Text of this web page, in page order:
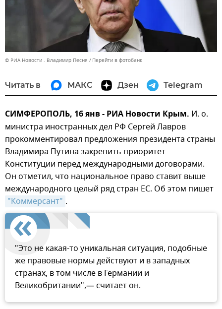
© РИА Новости . Владимир Песня Перейти в фотобанк
Читать в МАКС Дзен Telegram
СИМФЕРОПОЛЬ, 16 янв - РИА Новости Крым. И. о.
министра иностранных дел РФ Сергей Лавров
прокомментировал предложения президента страны
Владимира Путина закрепить приоритет
Конституции перед международными договорами.
Он отметил, что национальное право ставит выше
международного целый ряд стран ЕС. Об этом пишет
"Коммерсант" .
"Это не какая-то уникальная ситуация, подобные
же правовые нормы действуют и в западных
странах, в том числе в Германии и
Великобритании",— считает он.